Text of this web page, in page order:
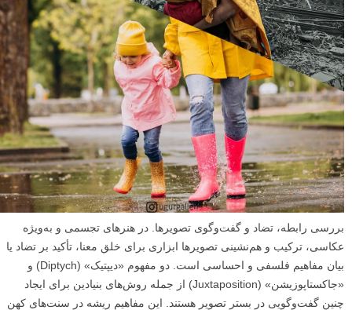
بررسی رابطه، تضاد و گفت‌وگوی تصویرها. در هنرهای تجسمی و به‌ویژه
عکاسی، ترکیب و هم‌نشینی تصویرها ابزاری برای خلق معنا، تأکید بر تضاد یا
بیان مفاهیم فلسفی و احساسی است. دو مفهوم «دیپتیک» (Diptych) و
«جاکستا‌پوزیشن» (Juxtaposition) از جمله روش‌های بنیادین برای ایجاد
چنین گفت‌وگویی در بستر تصویر هستند. این مفاهیم ریشه در سنت‌های کهن